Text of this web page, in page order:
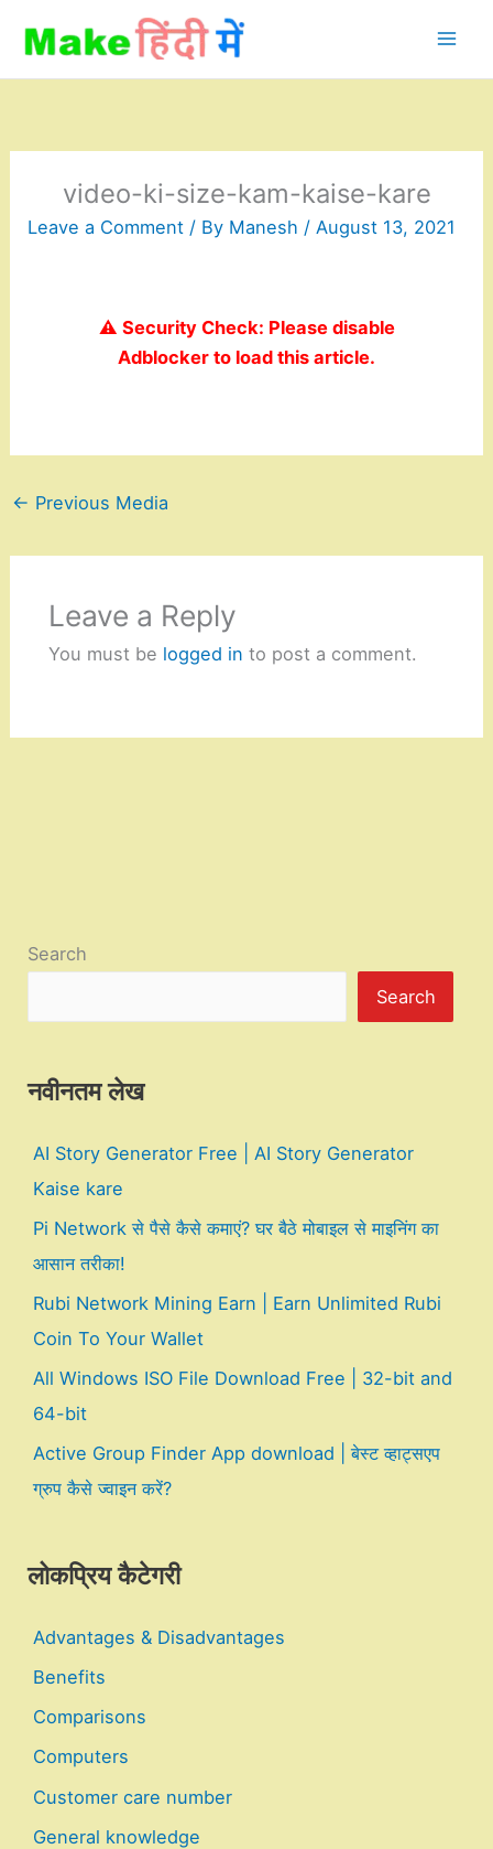
content
video-ki-size-kam-kaise-kare
Leave a Comment / By Manesh / August 13, 2021
⚠️ Security Check: Please disable
Adblocker to load this article.
← Previous Media
Leave a Reply
You must be logged in to post a comment.
Search
Search
नवीनतम लेख
AI Story Generator Free | AI Story Generator
Kaise kare
Pi Network से पैसे कैसे कमाएं? घर बैठे मोबाइल से माइनिंग का
आसान तरीका!
Rubi Network Mining Earn | Earn Unlimited Rubi
Coin To Your Wallet
All Windows ISO File Download Free | 32-bit and
64-bit
Active Group Finder App download | बेस्ट व्हाट्सएप
ग्रुप कैसे ज्वाइन करें?
लोकप्रिय कैटेगरी
Advantages & Disadvantages
Benefits
Comparisons
Computers
Customer care number
General knowledge